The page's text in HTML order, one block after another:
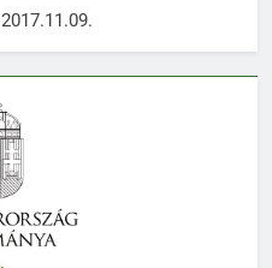
2017.11.09.